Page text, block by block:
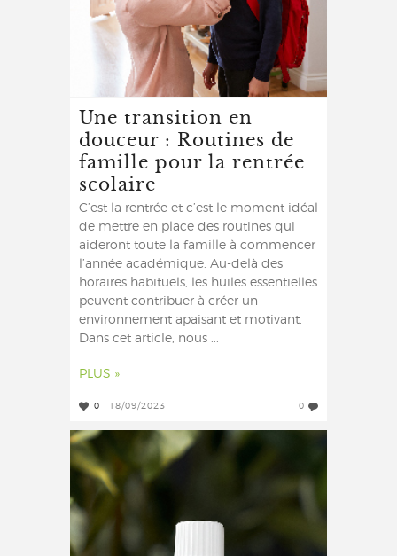
Une transition en
douceur : Routines de
famille pour la rentrée
scolaire
C’est la rentrée et c’est le moment idéal
de mettre en place des routines qui
aideront toute la famille à commencer
l’année académique. Au-delà des
horaires habituels, les huiles essentielles
peuvent contribuer à créer un
environnement apaisant et motivant.
Dans cet article, nous ...
PLUS »
0 18/09/2023 0